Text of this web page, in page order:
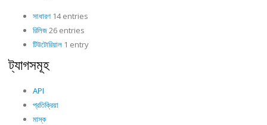
সাধারণ 14 entries
রিলিজ26 entries
টিউটোরিয়াল 1 entry
ট্যাগসমূহ
API
প্রতিক্রিয়া
মাস্ক